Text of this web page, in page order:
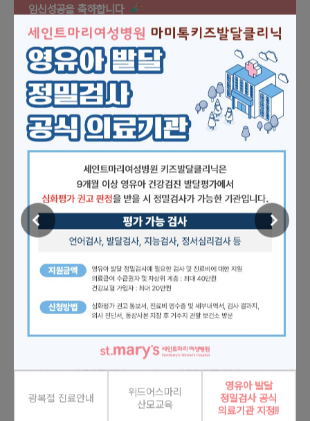
광복절 진료안내
위드어스마리
산모교육
영유아 발달
정밀검사 공식
의료기관 지정!!
임신성공을 축하합니다
임신성공일 성명
나이
2026.08.06.
박*영
33
2026.08.06.
29
2026.08.05.
37
2026.08.05.
한*희 32
세인트마리여성병원의
전문 클리닉
난임클리닉
난임부부를 위한
전문적인 난임시술과 상담
부인과클리닉
흉터가 적고
회복이 빠른 부인과 수술